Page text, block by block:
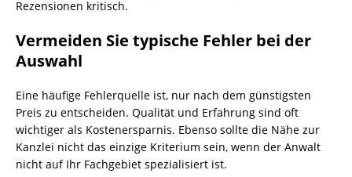
Rezensionen kritisch.
Vermeiden Sie typische Fehler bei der
Auswahl
Eine häufige Fehlerquelle ist, nur nach dem günstigsten
Preis zu entscheiden. Qualität und Erfahrung sind oft
wichtiger als Kostenersparnis. Ebenso sollte die Nähe zur
Kanzlei nicht das einzige Kriterium sein, wenn der Anwalt
nicht auf Ihr Fachgebiet spezialisiert ist.